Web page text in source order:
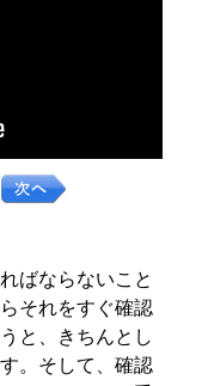
ばならないこと
それをすぐ確認
と、きちんとし
。そして、確認